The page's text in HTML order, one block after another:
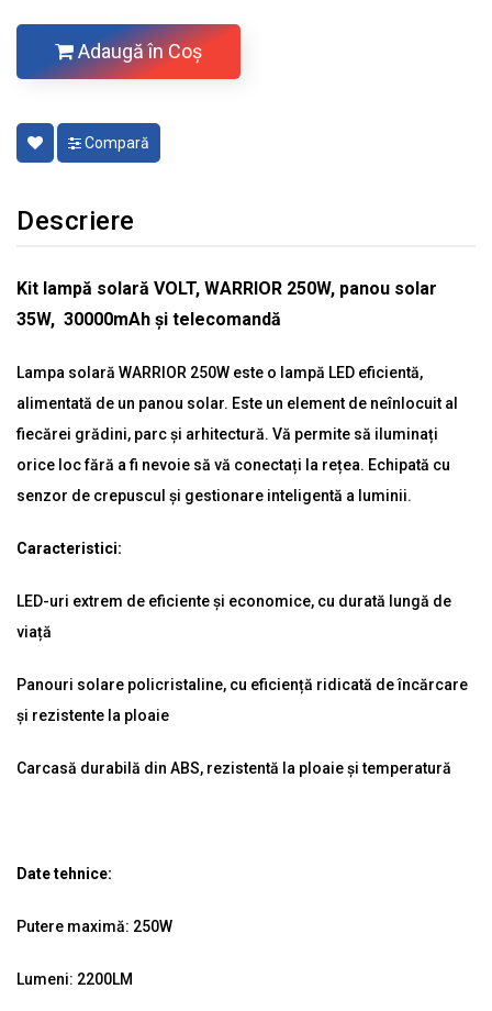
Adaugă în Coş
Compară
Descriere
Kit lampă solară VOLT, WARRIOR 250W, panou solar
35W, 30000mAh şi telecomandă
Lampa solară WARRIOR 250W este o lampă LED eficientă,
alimentată de un panou solar. Este un element de neînlocuit al
fiecărei grădini, parc și arhitectură. Vă permite să iluminați
orice loc fără a fi nevoie să vă conectați la rețea. Echipată cu
senzor de crepuscul și gestionare inteligentă a luminii.
Caracteristici:
LED-uri extrem de eficiente și economice, cu durată lungă de
viață
Panouri solare policristaline, cu eficiență ridicată de încărcare
și rezistente la ploaie
Carcasă durabilă din ABS, rezistentă la ploaie și temperatură
Date tehnice:
Putere maximă: 250W
Lumeni: 2200LM